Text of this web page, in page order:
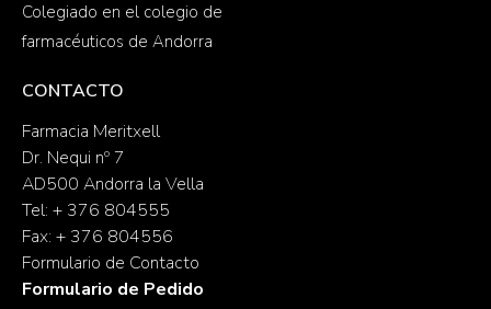
Colegiado en el colegio de
farmacéuticos de Andorra
CONTACTO
Farmacia Meritxell
Dr. Nequi nº 7
AD500 Andorra la Vella
Tel: + 376 804555
Fax: + 376 804556
Formulario de Contacto
Formulario de Pedido